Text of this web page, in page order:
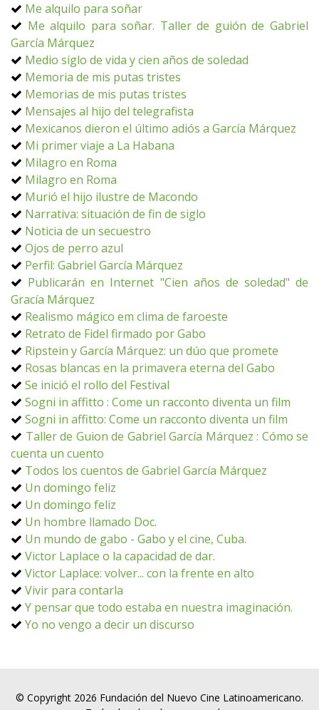
Me alquilo para soñar
Me alquilo para soñar. Taller de guión de Gabriel
García Márquez
Medio siglo de vida y cien años de soledad
Memoria de mis putas tristes
Memorias de mis putas tristes
Mensajes al hijo del telegrafista
Mexicanos dieron el último adiós a García Márquez
Mi primer viaje a La Habana
Milagro en Roma
Milagro en Roma
Murió el hijo ilustre de Macondo
Narrativa: situación de fin de siglo
Noticia de un secuestro
Ojos de perro azul
Perfil: Gabriel García Márquez
Publicarán en Internet "Cien años de soledad" de
Gracía Márquez
Realismo mágico em clima de faroeste
Retrato de Fidel firmado por Gabo
Ripstein y García Márquez: un dúo que promete
Rosas blancas en la primavera eterna del Gabo
Se inició el rollo del Festival
Sogni in affitto : Come un racconto diventa un film
Sogni in affitto: Come un racconto diventa un film
Taller de Guion de Gabriel García Márquez : Cómo se
cuenta un cuento
Todos los cuentos de Gabriel García Márquez
Un domingo feliz
Un domingo feliz
Un hombre llamado Doc.
Un mundo de gabo - Gabo y el cine, Cuba.
Victor Laplace o la capacidad de dar.
Victor Laplace: volver... con la frente en alto
Vivir para contarla
Y pensar que todo estaba en nuestra imaginación.
Yo no vengo a decir un discurso
© Copyright 2026 Fundación del Nuevo Cine Latinoamericano.